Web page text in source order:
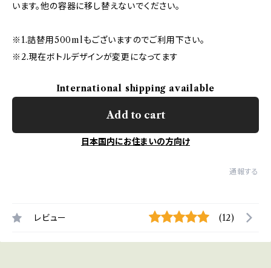
います。他の容器に移し替えないでください。
※1.詰替用500mlもございますのでご利用下さい。
※2.現在ボトルデザインが変更になってます
International shipping available
Add to cart
日本国内にお住まいの方向け
通報する
レビュー (12)